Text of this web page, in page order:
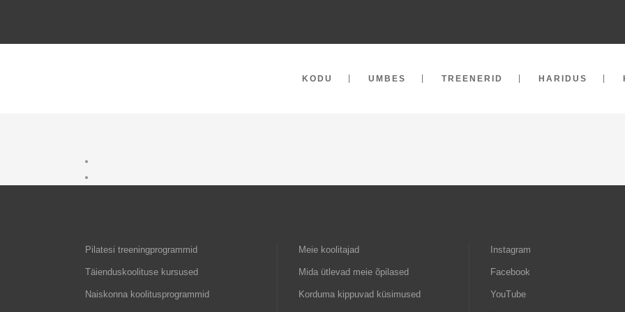
KODU UMBES TREENERID HARIDUS
Pilatesi treeningprogrammid
Täienduskoolituse kursused
Naiskonna koolitusprogrammid
Meie koolitajad
Mida ütlevad meie õpilased
Korduma kippuvad küsimused
Instagram
Facebook
YouTube